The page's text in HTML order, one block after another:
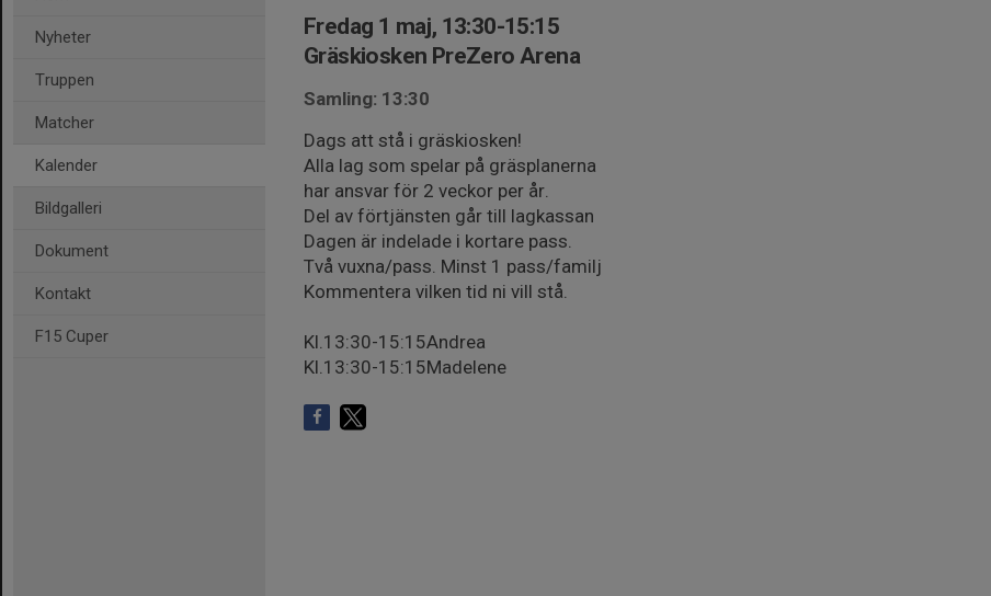
Nyheter
Truppen
Matcher
Kalender
Bildgalleri
Dokument
Kontakt
F15 Cuper
Fredag 1 maj, 13:30-15:15
Gräskiosken PreZero Arena
Samling: 13:30
Dags att stå i gräskiosken!
Alla lag som spelar på gräsplanerna
har ansvar för 2 veckor per år.
Del av förtjänsten går till lagkassan
Dagen är indelade i kortare pass.
Två vuxna/pass. Minst 1 pass/familj
Kommentera vilken tid ni vill stå.
Kl.13:30-15:15Andrea
Kl.13:30-15:15Madelene